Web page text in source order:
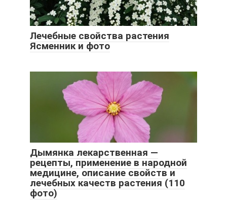
Лечебные свойства растения
Ясменник и фото
Дымянка лекарственная —
рецепты, применение в народной
медицине, описание свойств и
лечебных качеств растения (110
фото)